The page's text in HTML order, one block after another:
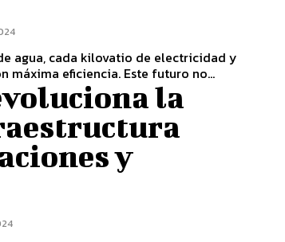
agua, cada kilovatio de electricidad y
máxima eficiencia. Este futuro no...
la
y